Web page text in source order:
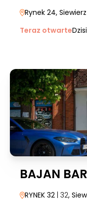
Rynek 24, Siewierz
Teraz otwarte
BAJAN
RYNEK 32 | 32,